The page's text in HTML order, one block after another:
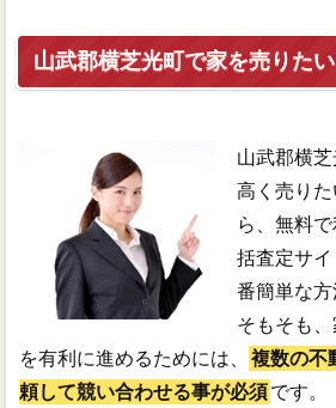
山武郡横芝光町で家を売りた
山武郡横
高く売り
ら、無料
括査定サ
番簡単な方
そもそも
を有利に進めるためには、
複数の不
頼して競い合わせる事が必須です。